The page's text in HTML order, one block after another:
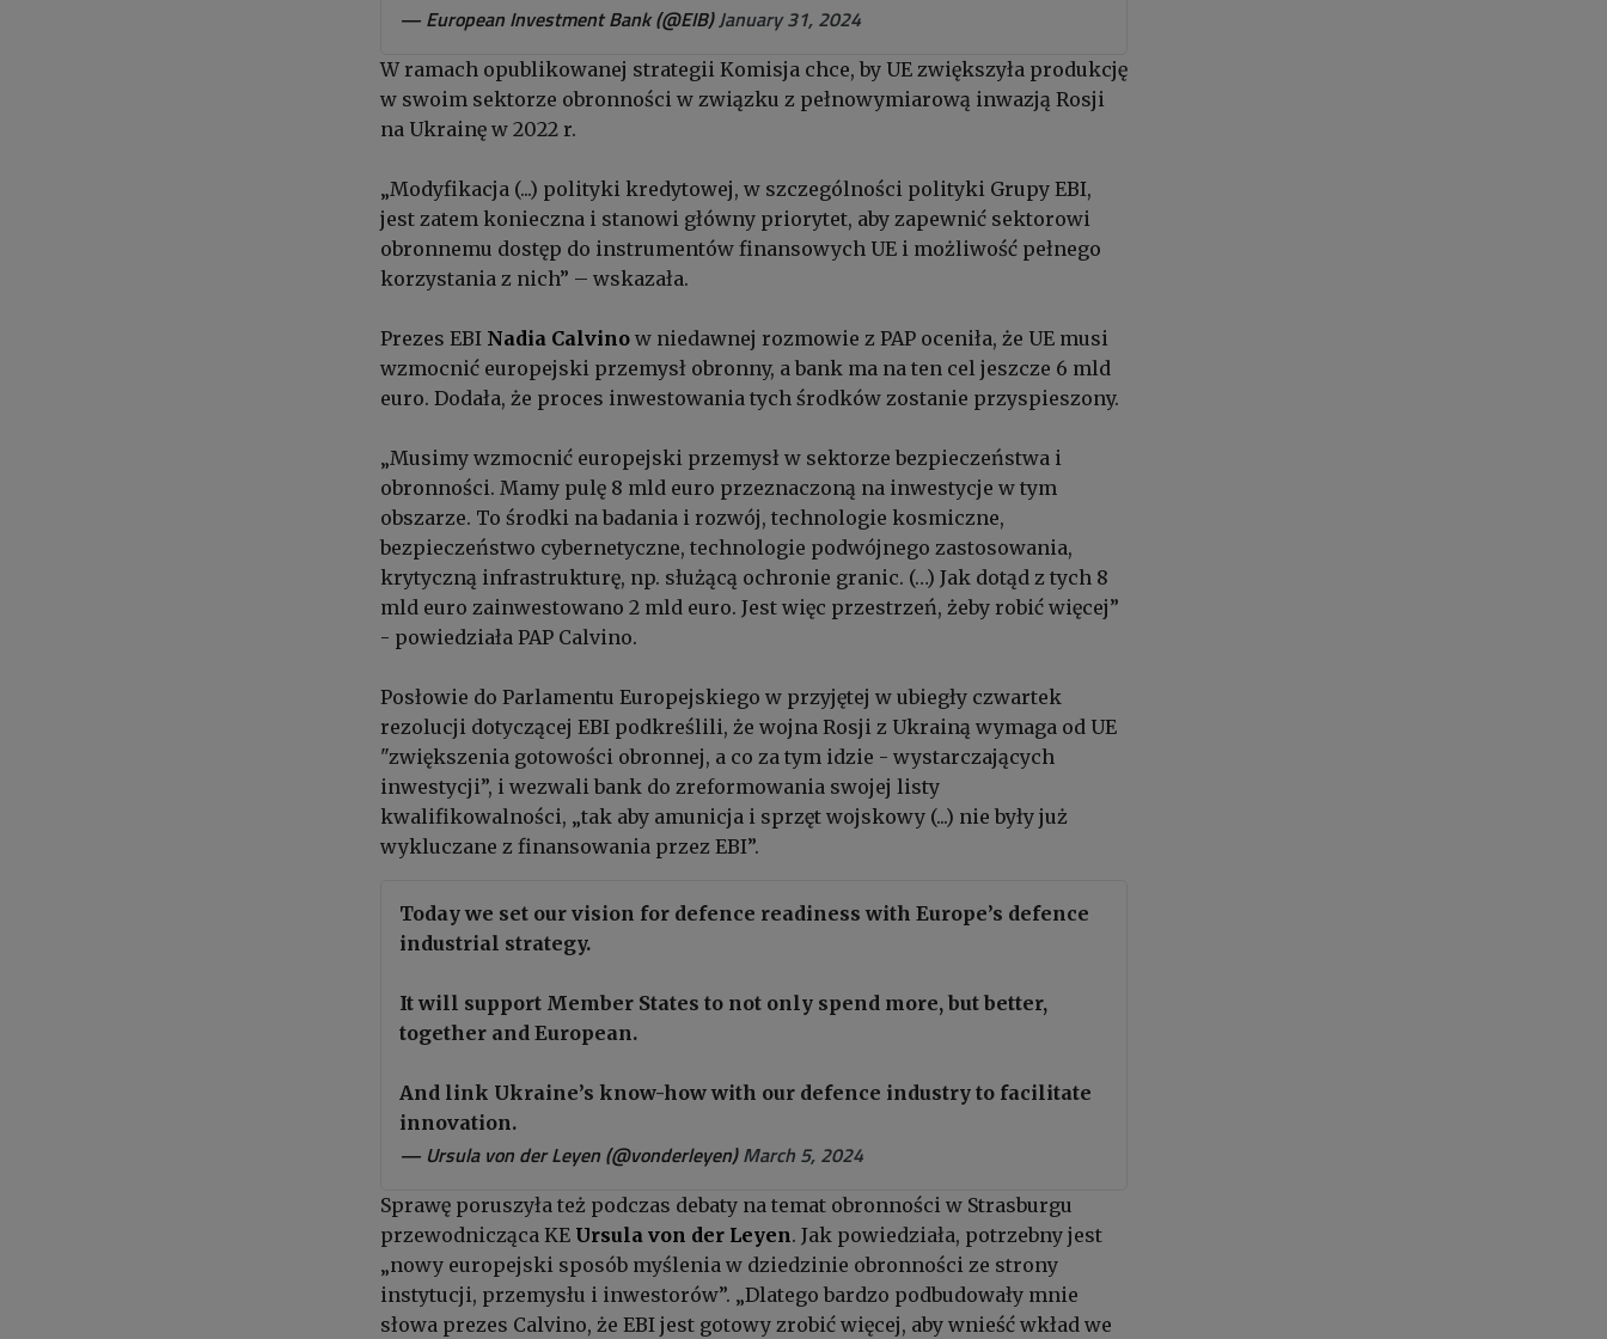
— European Investment Bank (@EIB)January 31, 2024
W ramach opublikowanej strategii Komisja chce, by UE zwiększyła produkcję
w swoim sektorze obronności w związku z pełnowymiarową inwazją Rosji
na Ukrainę w 2022 r.
„Modyfikacja (...) polityki kredytowej, w szczególności polityki Grupy EBI,
jest zatem konieczna i stanowi główny priorytet, aby zapewnić sektorowi
obronnemu dostęp do instrumentów finansowych UE i możliwość pełnego
korzystania z nich” – wskazała.
Prezes EBI Nadia Calvino w niedawnej rozmowie z PAP oceniła, że UE musi
wzmocnić europejski przemysł obronny, a bank ma na ten cel jeszcze 6 mld
euro. Dodała, że proces inwestowania tych środków zostanie przyspieszony.
„Musimy wzmocnić europejski przemysł w sektorze bezpieczeństwa i
obronności. Mamy pulę 8 mld euro przeznaczoną na inwestycje w tym
obszarze. To środki na badania i rozwój, technologie kosmiczne,
bezpieczeństwo cybernetyczne, technologie podwójnego zastosowania,
krytyczną infrastrukturę, np. służącą ochronie granic. (…) Jak dotąd z tych 8
mld euro zainwestowano 2 mld euro. Jest więc przestrzeń, żeby robić więcej”
- powiedziała PAP Calvino.
Posłowie do Parlamentu Europejskiego w przyjętej w ubiegły czwartek
rezolucji dotyczącej EBI podkreślili, że wojna Rosji z Ukrainą wymaga od UE
"zwiększenia gotowości obronnej, a co za tym idzie - wystarczających
inwestycji”, i wezwali bank do zreformowania swojej listy
kwalifikowalności, „tak aby amunicja i sprzęt wojskowy (...) nie były już
wykluczane z finansowania przez EBI”.
Today we set our vision for defence readiness with Europe’s defence
industrial strategy.
It will support Member States to not only spend more, but better,
together and European.
And link Ukraine’s know-how with our defence industry to facilitate
innovation.
— Ursula von der Leyen (@vonderleyen)March 5, 2024
Sprawę poruszyła też podczas debaty na temat obronności w Strasburgu
przewodnicząca KE Ursula von der Leyen. Jak powiedziała, potrzebny jest
„nowy europejski sposób myślenia w dziedzinie obronności ze strony
instytucji, przemysłu i inwestorów”. „Dlatego bardzo podbudowały mnie
słowa prezes Calvino, że EBI jest gotowy zrobić więcej, aby wnieść wkład we